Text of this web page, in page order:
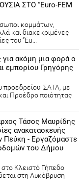
ΣΤΟ “Euro-FEM
κομμάτων,
και διακεκριμένες
του “Eu...
για ακόμη μια φορά ο
εμπορίου Γρηγόρης
προεδρείου ΣΑΤΑ, με
Προέδρο ποιότητας
Τάσος Μαυρίδης
ανακατασκευής
Πεύκη - Εργαζόμαστε
του Δήμου
Κλειστό Γήπεδο
στη Λυκόβρυση